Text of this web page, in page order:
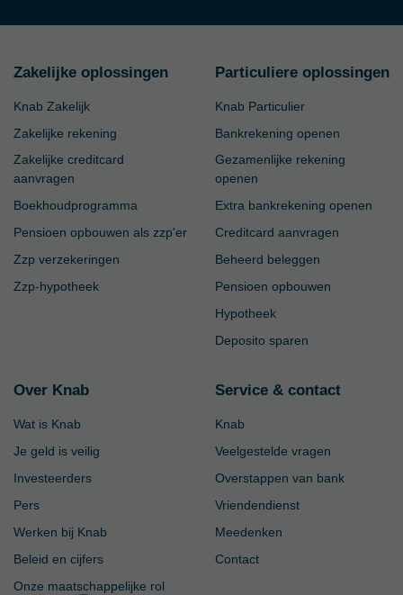
Zakelijke oplossingen
Knab Zakelijk
Zakelijke rekening
Zakelijke creditcard
aanvragen
Boekhoudprogramma
Pensioen opbouwen als zzp'er
Zzp verzekeringen
Zzp-hypotheek
Particuliere oplossingen
Knab Particulier
Bankrekening openen
Gezamenlijke rekening
openen
Extra bankrekening openen
Creditcard aanvragen
Beheerd beleggen
Pensioen opbouwen
Hypotheek
Deposito sparen
Over Knab
Wat is Knab
Je geld is veilig
Investeerders
Pers
Werken bij Knab
Beleid en cijfers
Onze maatschappelijke rol
Service & contact
Knab
Veelgestelde vragen
Overstappen van bank
Vriendendienst
Meedenken
Contact